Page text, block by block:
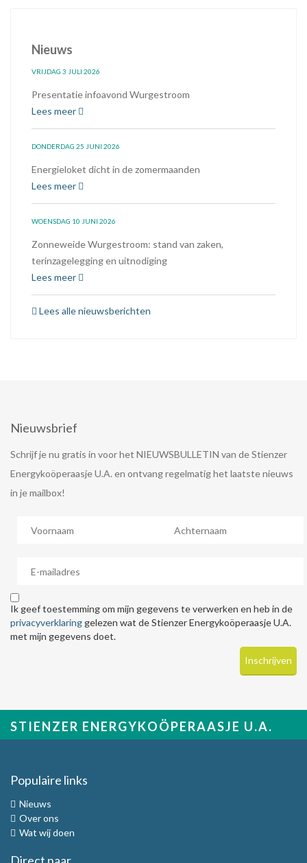
Nieuws
VRIJDAG 3 JULI 2026
Presentatie infoavond Wurgestroom
Lees meer
DONDERDAG 25 JUNI 2026
Energieloket dicht in de zomermaanden
Lees meer
WOENSDAG 10 JUNI 2026
Zonneweide Wurgestroom: stand van zaken,
terinzagelegging en uitnodiging
Lees meer
Lees alle nieuwsberichten
Nieuwsbrief
Schrijf je nu gratis in voor het NIEUWSBULLETIN van de Stienzer
Energykoöperaasje U.A. en ontvang regelmatig het laatste nieuws
in je mailbox!
Ik geef toestemming om mijn gegevens te verwerken en heb in de
privacyverklaring gelezen wat de Stienzer Energykoöperaasje U.A.
met mijn gegevens doet.
STIENZER ENERGYKOÖPERAASJE U.A.
Populaire links
Nieuws
Over ons
Wat wij doen